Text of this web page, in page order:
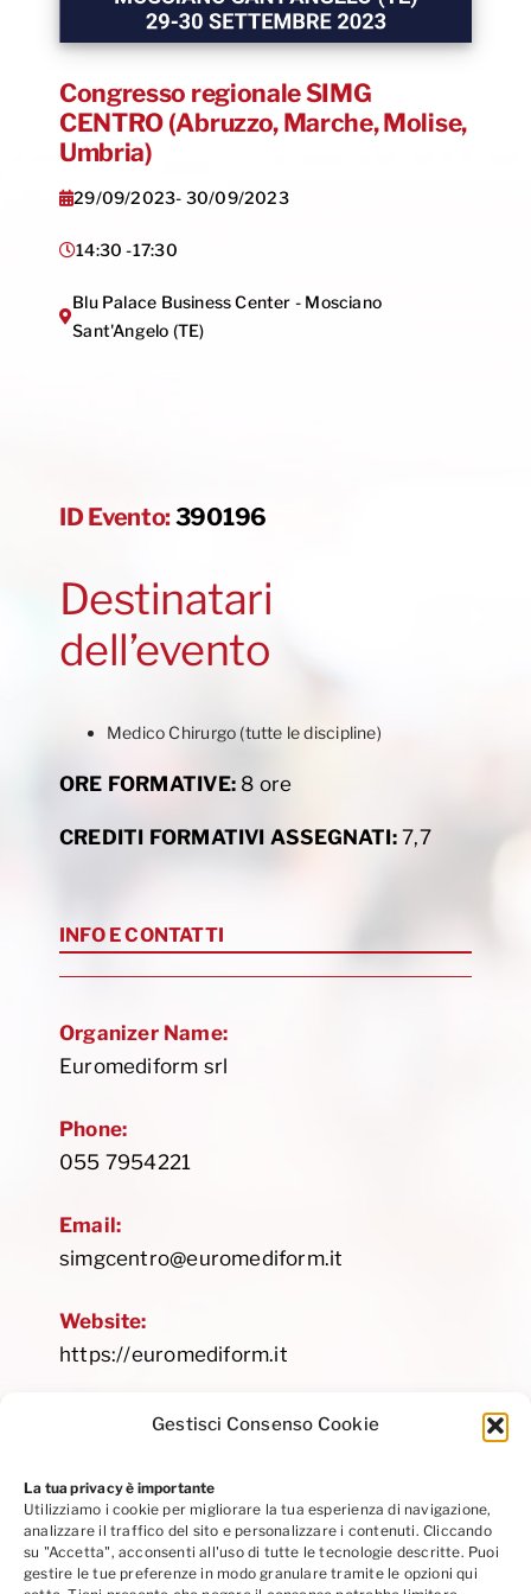
Gestisci Consenso Cookie
La tua privacy è importante
Utilizziamo i cookie per migliorare la tua esperienza di navigazione,
analizzare il traffico del sito e personalizzare i contenuti. Cliccando
su "Accetta", acconsenti all'uso di tutte le tecnologie descritte. Puoi
gestire le tue preferenze in modo granulare tramite le opzioni qui
Congresso regionale SIMG
CENTRO (Abruzzo, Marche, Molise,
Umbria)
29/09/2023- 30/09/2023
14:30 -17:30
Blu Palace Business Center - Mosciano
Sant'Angelo (TE)
ID Evento:390196
Destinatari
dell’evento
Medico Chirurgo (tutte le discipline)
ORE FORMATIVE:8 ore
CREDITI FORMATIVI ASSEGNATI:7,7
INFO E CONTATTI
Organizer Name:
Euromediform srl
Phone:
055 7954221
Email:
simgcentro@euromediform.it
Website:
https://euromediform.it
Privacy Policy|Cookie Policy|Codice Etico
Seguici su Linkedin